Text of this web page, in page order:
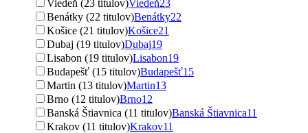
Viedeň (23 titulov)Viedeň23
Benátky (22 titulov)Benátky22
Košice (21 titulov)Košice21
Dubaj (19 titulov)Dubaj19
Lisabon (19 titulov)Lisabon19
Budapešť (15 titulov)Budapešť15
Martin (13 titulov)Martin13
Brno (12 titulov)Brno12
Banská Štiavnica (11 titulov)Banská Štiavnica11
Krakov (11 titulov)Krakov11